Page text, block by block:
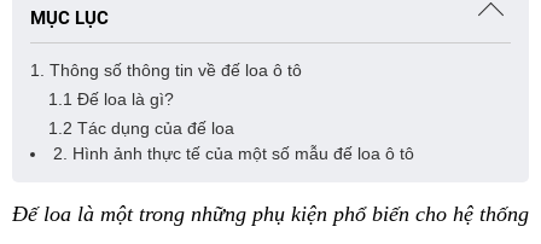
MỤC LỤC
1. Thông số thông tin về đế loa ô tô
1.1 Đế loa là gì?
1.2 Tác dụng của đế loa
2. Hình ảnh thực tế của một số mẫu đế loa ô tô
Đế loa là một trong những phụ kiện phổ biến cho hệ thống